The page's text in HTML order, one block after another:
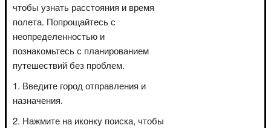
чтобы узнать расстояния и время
полета. Попрощайтесь с
неопределенностью и
познакомьтесь с планированием
путешествий без проблем.
Введите город отправления и
назначения.
Нажмите на иконку поиска, чтобы